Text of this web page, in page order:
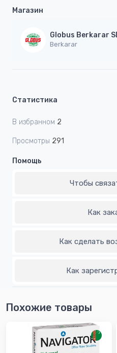
Магазин
Globus Berkarar
Berkarar
Статистика
В избранном 2
Просмотры 291
Помощь
Чтобы
Как
Как сделать
Как
Похожие товары